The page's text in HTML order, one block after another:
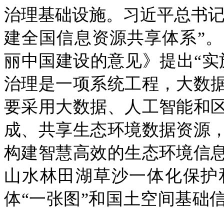
治理基础设施。习近平总书
建全国信息资源共享体系”
丽中国建设的意见》提出“
治理是一项系统工程，大数
要采用大数据、人工智能和
成、共享生态环境数据资源
构建智慧高效的生态环境信
山水林田湖草沙一体化保
体“一张图”和国土空间基础